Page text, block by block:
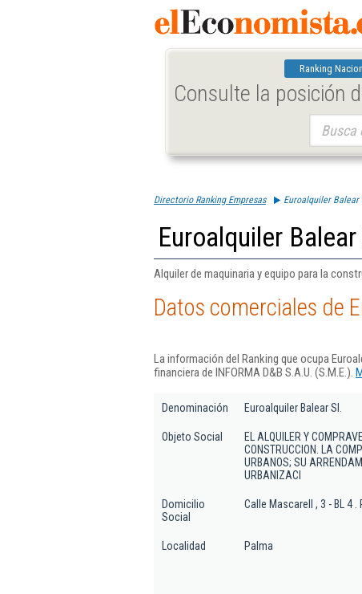
Ranking
Consulte la posición
Directorio Ranking Empresas Euroalquiler Balear
Euroalquiler Balear
Alquiler de maquinaria y equipo para la
Datos comerciales de
La información del Ranking que ocupa
financiera de INFORMA D&B S.A.U. (S.M.E.).
Denominación Euroalquiler Balear Sl.
Objeto Social
EL ALQUILER Y
CONSTRUCCION. LA
URBANOS; SU
URBANIZACI
Domicilio
Social
Calle Mascarell , 3 - BL 4 .
Localidad Palma